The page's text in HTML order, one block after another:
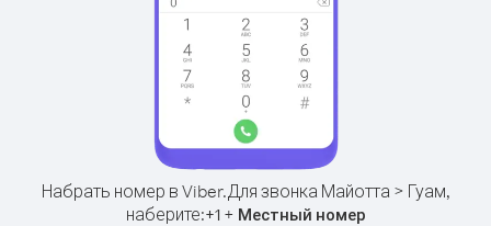
Набрать номер в Viber.Для звонка Майотта > Гуам,
наберите:+1+ Местный номер